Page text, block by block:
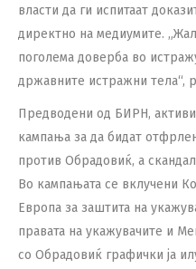
власти да ги испитаат
директно на медиумите.
поголема доверба во
државните истражни тела“,
Предводени од БИРН,
кампања за да бидат
против Обрадовиќ, а
Во кампањата се вклучени
Европа за заштита на
правата на укажувачите и
со Обрадовиќ графички ја